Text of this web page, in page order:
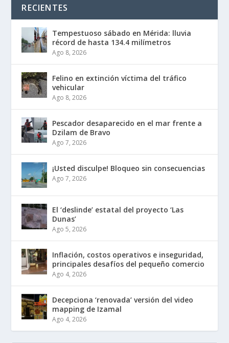
RECIENTES
Tempestuoso sábado en Mérida: lluvia
récord de hasta 134.4 milímetros
Ago 8, 2026
Felino en extinción víctima del tráfico
vehicular
Ago 8, 2026
Pescador desaparecido en el mar frente a
Dzilam de Bravo
Ago 7, 2026
¡Usted disculpe! Bloqueo sin consecuencias
Ago 7, 2026
El ‘deslinde’ estatal del proyecto ‘Las
Dunas’
Ago 5, 2026
Inflación, costos operativos e inseguridad,
principales desafíos del pequeño comercio
Ago 4, 2026
Decepciona ‘renovada’ versión del video
mapping de Izamal
Ago 4, 2026